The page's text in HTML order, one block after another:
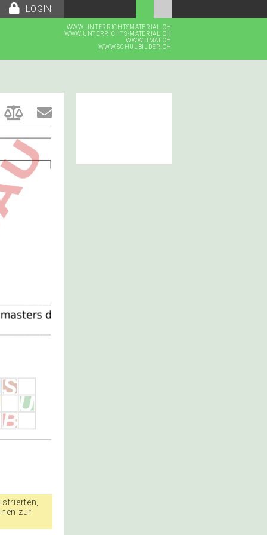
LOGIN
WWW.UNTERRICHTSMATERIAL.CH
WWW.UNTERRICHTS-MATERIAL.CH
WWW.UMAT.CH
WWW.SCHULBILDER.CH
zur